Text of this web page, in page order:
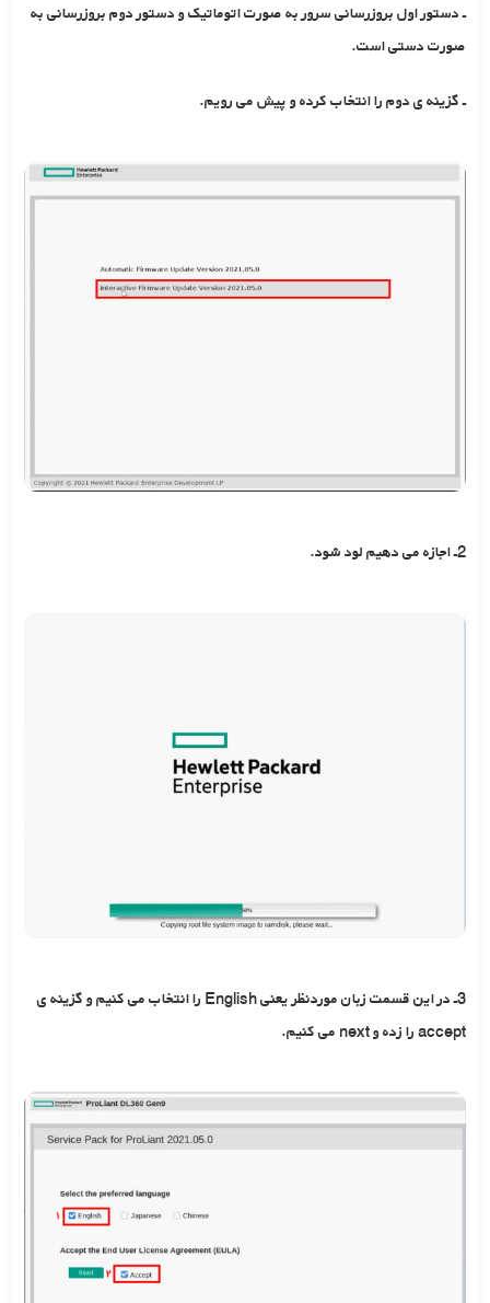
ـ دستور اول بروزرسانی سرور به صورت اتوماتیک و دستور دوم بروزرسانی به
صورت دستی است.
ـ گزینه ی دوم را انتخاب کرده و پیش می رویم.
2ـ اجازه می دهیم لود شود.
3ـ در این قسمت زبان موردنظر یعنی English را انتخاب می کنیم و گزینه ی
accept را زده و next می کنیم.